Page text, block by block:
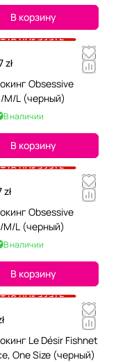
В корзину
+18 показать
zł
Obsessive
M/L (черный)
В наличии
В корзину
+18 показать
zł
Obsessive
M/L (черный)
В наличии
В корзину
+18 показать
Le Désir Fishnet
One Size (черный)